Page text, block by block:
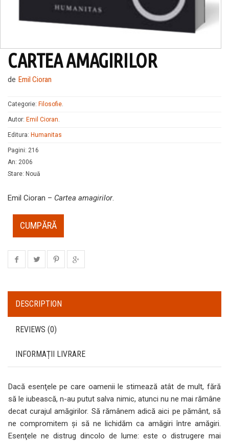
CARTEA AMAGIRILOR
de Emil Cioran
Categorie: Filosofie.
Autor: Emil Cioran.
Editura: Humanitas
Pagini: 216
An: 2006
Stare: Nouă
Emil Cioran – Cartea amagirilor.
CUMPĂRĂ
DESCRIPTION
REVIEWS (0)
INFORMAȚII LIVRARE
Dacă esenţele pe care oamenii le stimează atât de mult, fără
să le iubească, n-au putut salva nimic, atunci nu ne mai rămâne
decat curajul amăgirilor. Să rămânem adică aici pe pământ, să
ne compromitem şi să ne lichidăm ca amăgiri între amăgiri.
Esenţele ne distrug dincolo de lume: este o distrugere mai